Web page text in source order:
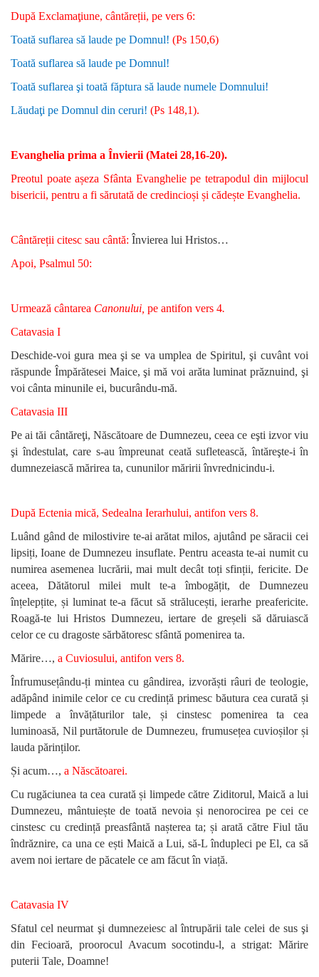
După Exclamaţiune, cântăreții, pe vers 6:
Toată suflarea să laude pe Domnul! (Ps 150,6)
Toată suflarea să laude pe Domnul!
Toată suflarea şi toată făptura să laude numele Domnului!
Lăudaţi pe Domnul din ceruri! (Ps 148,1).
Evanghelia prima a Învierii (Matei 28,16-20).
Preotul poate așeza Sfânta Evanghelie pe tetrapodul din mijlocul
bisericii, pentru a fi sărutată de credincioși și cădește Evanghelia.
Cântăreții citesc sau cântă: Învierea lui Hristos…
Apoi, Psalmul 50:
Urmează cântarea Canonului, pe antifon vers 4.
Catavasia I
Deschide-voi gura mea şi se va umplea de Spiritul, şi cuvânt voi
răspunde Împărătesei Maice, şi mă voi arăta luminat prăznuind, şi
voi cânta minunile ei, bucurându-mă.
Catavasia III
Pe ai tăi cântăreţi, Născătoare de Dumnezeu, ceea ce eşti izvor viu
şi îndestulat, care s-au împreunat ceată sufletească, întăreşte-i în
dumnezeiască mărirea ta, cununilor măririi învrednicindu-i.
După Ectenia mică, Sedealna Ierarhului, antifon vers 8.
Luând gând de milostivire te-ai arătat milos, ajutând pe săracii cei
lipsiți, Ioane de Dumnezeu insuflate. Pentru aceasta te-ai numit cu
numirea asemenea lucrării, mai mult decât toți sfinții, fericite. De
aceea, Dătătorul milei mult te-a îmbogățit, de Dumnezeu
înțelepțite, și luminat te-a făcut să strălucești, ierarhe preafericite.
Roagă-te lui Hristos Dumnezeu, iertare de greșeli să dăruiască
celor ce cu dragoste sărbătoresc sfântă pomenirea ta.
Mărire…, a Cuviosului, antifon vers 8.
Înfrumusețându-ți mintea cu gândirea, izvorăști râuri de teologie,
adăpând inimile celor ce cu credință primesc băutura cea curată și
limpede a învățăturilor tale, și cinstesc pomenirea ta cea
luminoasă, Nil purtătorule de Dumnezeu, frumusețea cuvioșilor și
lauda părinților.
Și acum…, a Născătoarei.
Cu rugăciunea ta cea curată și limpede către Ziditorul, Maică a lui
Dumnezeu, mântuiește de toată nevoia și nenorocirea pe cei ce
cinstesc cu credință preasfântă nașterea ta; și arată către Fiul tău
îndrăznire, ca una ce ești Maică a Lui, să-L îndupleci pe El, ca să
avem noi iertare de păcatele ce am făcut în viață.
Catavasia IV
Sfatul cel neurmat şi dumnezeiesc al întrupării tale celei de sus şi
din Fecioară, proorocul Avacum socotindu-l, a strigat: Mărire
puterii Tale, Doamne!